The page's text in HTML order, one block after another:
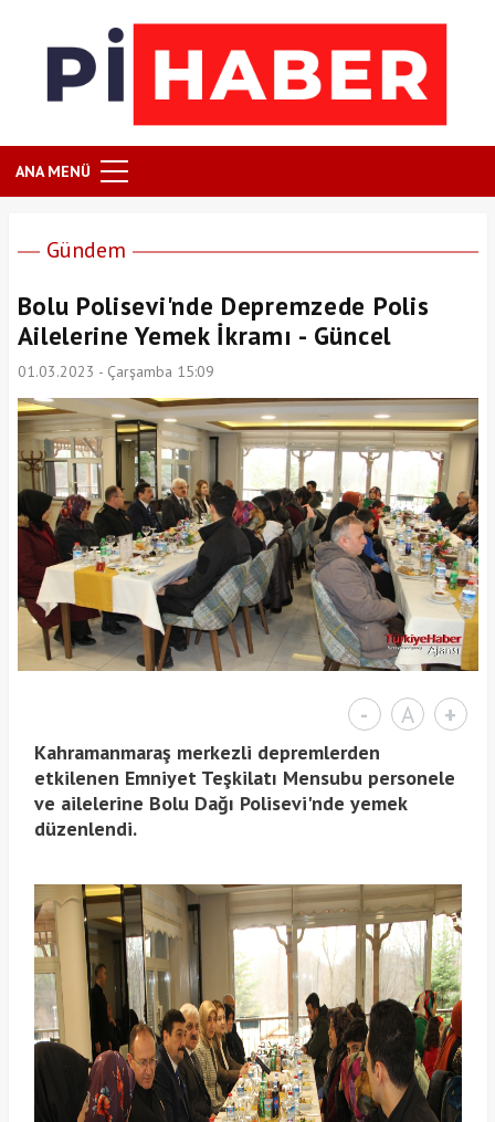
ANA MENÜ
Gündem
Bolu Polisevi'nde Depremzede Polis
Ailelerine Yemek İkramı - Güncel
01.03.2023 - Çarşamba 15:09
- A +
Kahramanmaraş merkezli depremlerden
etkilenen Emniyet Teşkilatı Mensubu personele
ve ailelerine Bolu Dağı Polisevi'nde yemek
düzenlendi.